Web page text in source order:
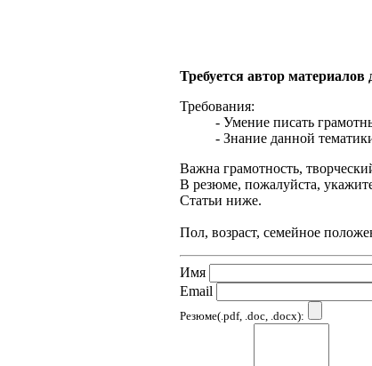
Требуется автор
Требования:
- Умение писать
- Знание данной
Важна грамотность,
В резюме, пожалуйста,
Статьи ниже.
Пол, возраст, семейное
Имя
Email
Резюме(.pdf, .doc, .docx):